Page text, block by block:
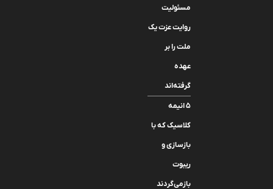
مسئولیت
روایت عزت یک
ملت را بر
عهده
گرفته‌اند
۵ انیمه
کلاسیک که با
بازسازی‌ و
ریبوت
بازمی‌گردند